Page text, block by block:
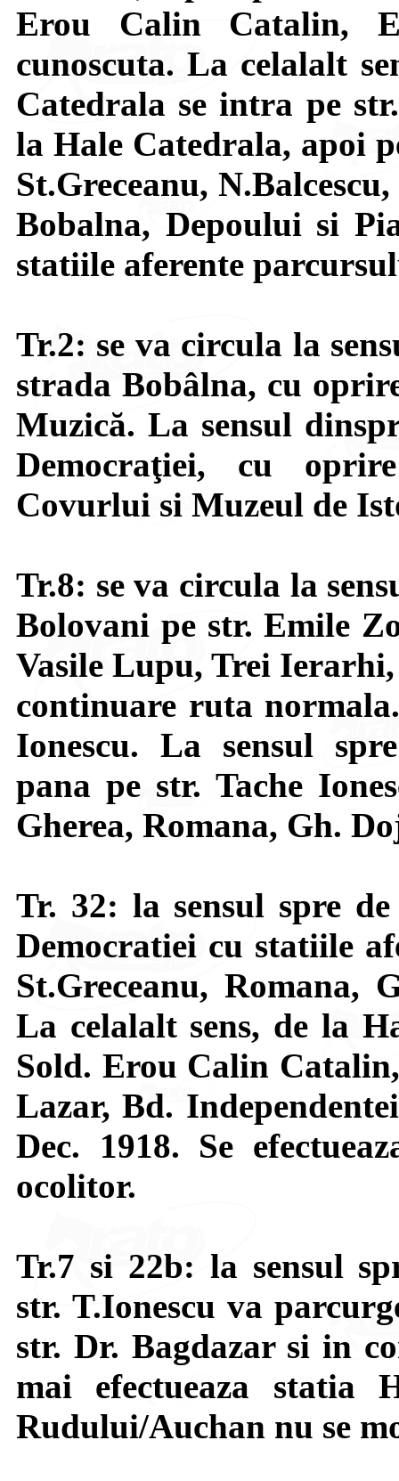
Erou Calin Catalin,
cunoscuta. La celalalt
Catedrala se intra pe
la Hale Catedrala, apoi
St.Greceanu,
Bobalna, Depoului si
statiile aferente
Tr.2: se va circula la
strada Bobâlna, cu
Muzică. La sensul
Democraţiei, cu
Covurlui si Muzeul de
Tr.8: se va circula la
Bolovani pe str. Emile
Vasile Lupu, Trei
continuare ruta
Ionescu. La sensul
pana pe str. Tache
Gherea, Romana, Gh.
Tr. 32: la sensul spre
Democratiei cu statiile
St.Greceanu, Romana,
La celalalt sens, de la
Sold. Erou Calin
Lazar, Bd.
Dec. 1918. Se
ocolitor.
Tr.7 si 22b: la sensul
str. T.Ionescu va
str. Dr. Bagdazar si in
mai efectueaza statia
Rudului/Auchan nu se